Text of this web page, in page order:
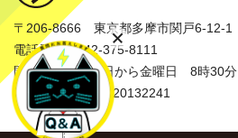
〒206-8666 東京都多摩市関戸6-12-1
電話番号：042-375-8111
開庁時間：月曜日から金曜日 8時30
法人番号：3000020132241